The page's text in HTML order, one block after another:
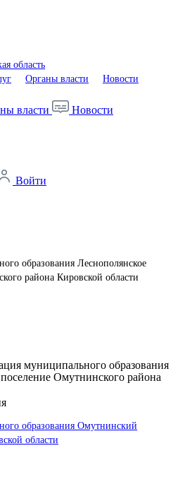
область
Органы власти
Новости
власти Новости
Войти
образования Леснополянское
района Кировской области
муниципального образования
Омутнинского района
образования Омутнинский
области